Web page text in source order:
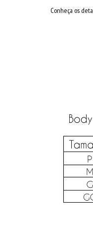
Conheça os